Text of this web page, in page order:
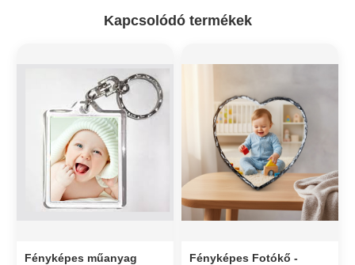
Kapcsolódó termékek
Fényképes műanyag
Fényképes Fotókő -